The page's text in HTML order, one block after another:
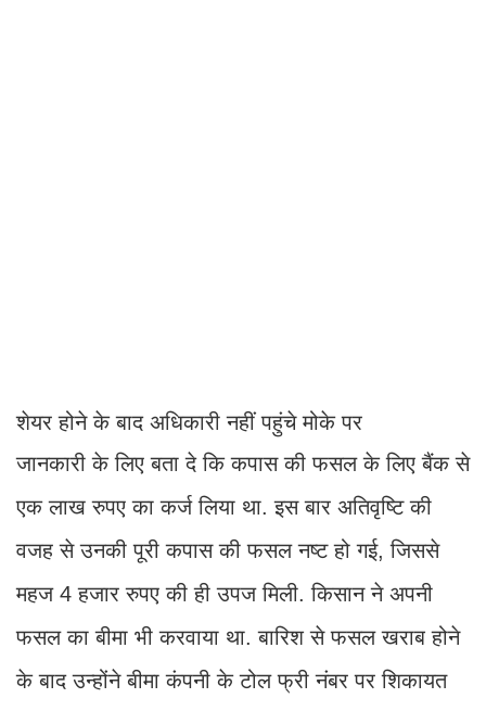
शेयर होने के बाद अधिकारी नहीं पहुंचे मोके पर
जानकारी के लिए बता दे कि कपास की फसल के लिए बैंक से
एक लाख रुपए का कर्ज लिया था. इस बार अतिवृष्टि की
वजह से उनकी पूरी कपास की फसल नष्ट हो गई, जिससे
महज 4 हजार रुपए की ही उपज मिली. किसान ने अपनी
फसल का बीमा भी करवाया था. बारिश से फसल खराब होने
के बाद उन्होंने बीमा कंपनी के टोल फ्री नंबर पर शिकायत